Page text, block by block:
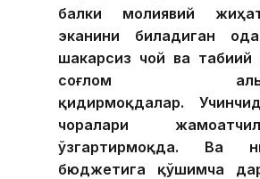
балки молиявий
эканини биладиган
шакарсиз чой ва табиий
соғлом
қидирмоқдалар.
чоралари
ўзгартирмоқда. Ва
бюджетига қўшимча